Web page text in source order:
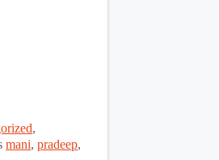
,
mani, pradeep,